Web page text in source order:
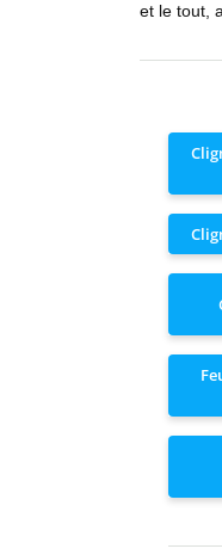
et le tout,